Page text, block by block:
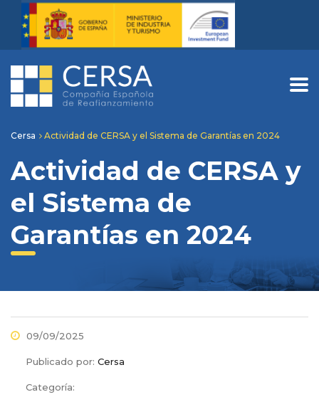
Cersa Actividad de CERSA y el Sistema de Garantías en 2024
Actividad de CERSA y
el Sistema de
Garantías en 2024
09/09/2025
Publicado por: Cersa
Categoría: